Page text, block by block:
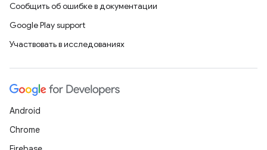
Сообщить об ошибке в документации
Google Play support
Участвовать в исследованиях
Android
Chrome